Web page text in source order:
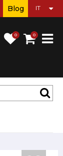
0 0
Blog